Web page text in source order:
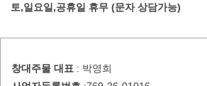
토,일요일,공휴일 휴무 (문자 상담가능)
창대주물 대표 : 박영희